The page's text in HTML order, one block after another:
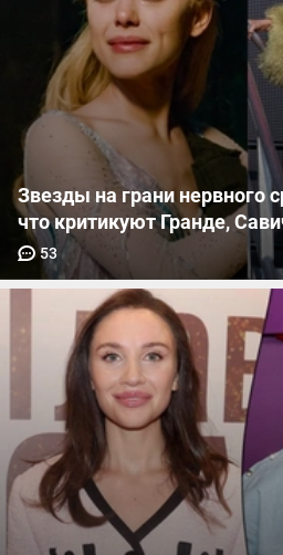
Звезды на грани нервного
что критикуют Гранде,
53